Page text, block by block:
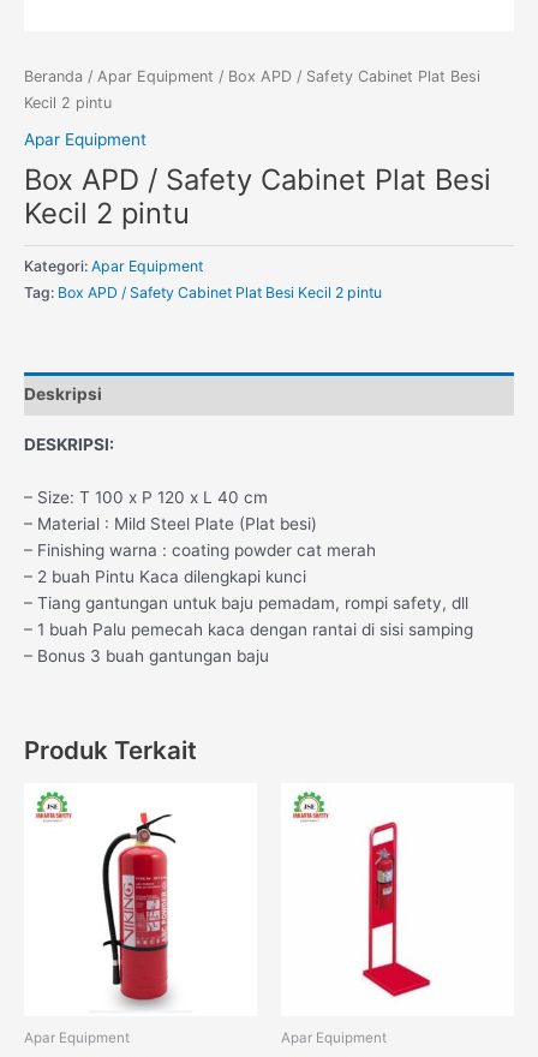
Beranda / Apar Equipment / Box APD / Safety Cabinet Plat Besi
Kecil 2 pintu
Apar Equipment
Box APD / Safety Cabinet Plat Besi
Kecil 2 pintu
Kategori: Apar Equipment
Tag: Box APD / Safety Cabinet Plat Besi Kecil 2 pintu
Deskripsi
DESKRIPSI:
– Size: T 100 x P 120 x L 40 cm
– Material : Mild Steel Plate (Plat besi)
– Finishing warna : coating powder cat merah
– 2 buah Pintu Kaca dilengkapi kunci
– Tiang gantungan untuk baju pemadam, rompi safety, dll
– 1 buah Palu pemecah kaca dengan rantai di sisi samping
– Bonus 3 buah gantungan baju
Produk Terkait
Apar Equipment Apar Equipment